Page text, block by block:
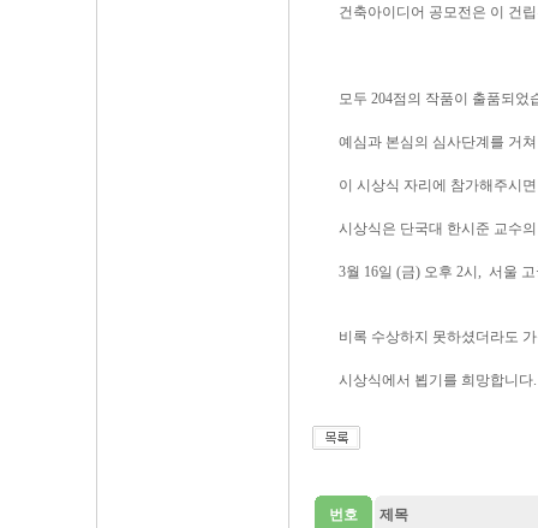
건축아이디어 공모전은 이 건
모두 204점의 작품이 출품되었
예심과 본심의 심사단계를 거
이 시상식 자리에 참가해주시
시상식은 단국대 한시준 교수
3월 16일 (금) 오후 2시, 서울
비록 수상하지 못하셨더라도
시상식에서 뵙기를 희망합니다.
번호 제목